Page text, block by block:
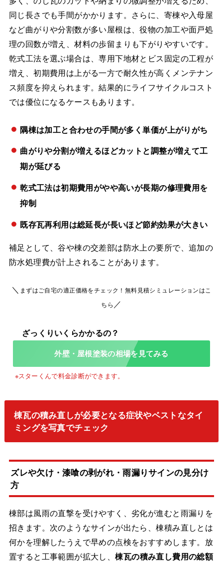
同じ長さでも手間がかかります。さらに、寄棟や入母屋
など曲がりや分割数が多い屋根は、役物の加工や面戸処
理の回数が増え、材料の歩留まりも下がりやすいです。
乾式工法を選ぶ場合は、専用下地材とビス固定の工程が
増え、初期費用は上がる一方で耐久性が高くメンテナン
ス頻度を抑えられます。結果的にライフサイクルコスト
では優位になるケースもあります。
隅棟は加工と合わせの手間が多く単価が上がりがち
曲がりや分割が増えるほどカットと調整が増えて工
期が延びる
乾式工法は初期費用がやや高いが長期の修理費用を
抑制
既存瓦再利用は総延長が長いほど節約効果が大きい
補足として、谷や棟の交差部は防水上の要所で、追加の
防水処理費が計上されることがあります。
＼ まずはご自宅の適正価格をチェック！無料見積シミュレーションはこ
ちら ／
外壁・屋根塗装の相場を見てみる
棟瓦の積み直しが必要となる症状やベストなタイ
ミングを写真でチェック
ズレや欠け・漆喰の剥がれ・雨漏りサインの見分け
方
棟部は風雨の直撃を受けやすく、劣化が進むと雨漏りを
招きます。次のようなサインが出たら、棟積み直しとは
何かを理解したうえで早めの点検をおすすめします。放
置すると工事範囲が拡大し、棟瓦の積み直し費用の総額